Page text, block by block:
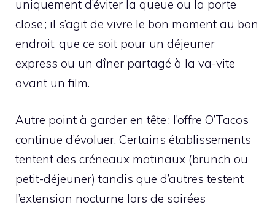
uniquement d’éviter la queue ou la porte
close ; il s’agit de vivre le bon moment au bon
endroit, que ce soit pour un déjeuner
express ou un dîner partagé à la va-vite
avant un film.
Autre point à garder en tête : l’offre O’Tacos
continue d’évoluer. Certains établissements
tentent des créneaux matinaux (brunch ou
petit-déjeuner) tandis que d’autres testent
l’extension nocturne lors de soirées